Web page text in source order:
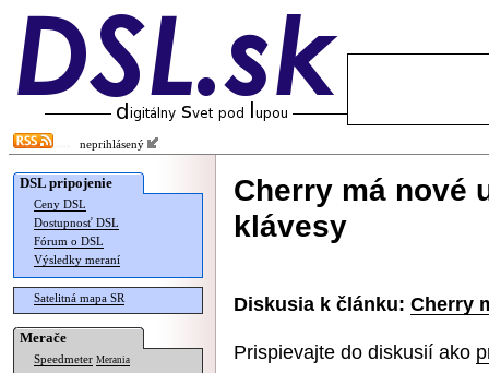
neprihlásený
DSL pripojenie
Ceny DSL
Dostupnosť DSL
Fórum o DSL
Výsledky meraní
Satelitná mapa SR
Merače
Speedmeter Merania
Cherry má nové
klávesy
Diskusia k článku: Cherry
Prispievajte do diskusií ako